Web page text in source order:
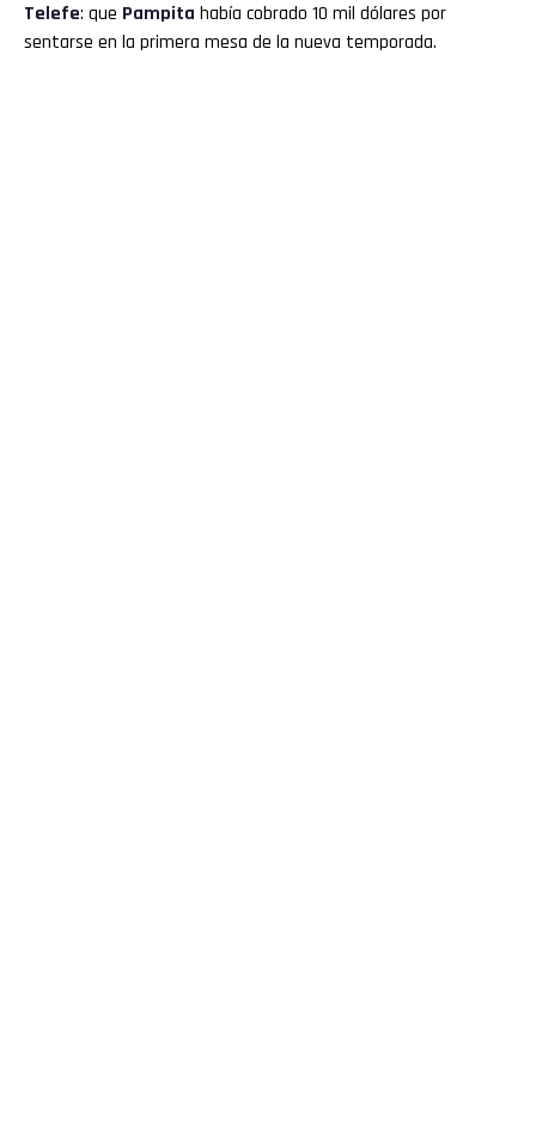
Telefe: que Pampita había cobrado 10 mil dólares por
sentarse en la primera mesa de la nueva temporada.